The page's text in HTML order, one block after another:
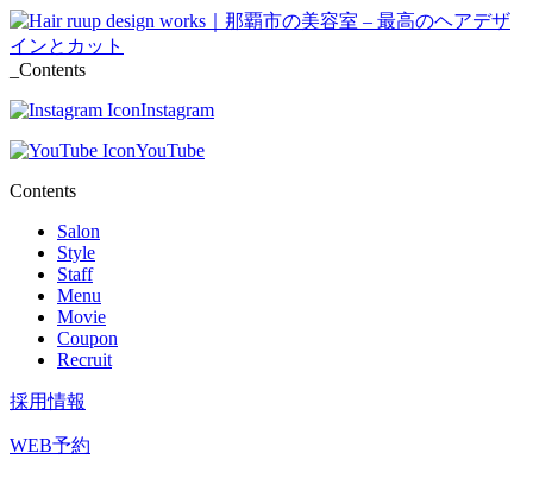
_Contents
Instagram
YouTube
Contents
Salon
Style
Staff
Menu
Movie
Coupon
Recruit
採用情報
WEB予約